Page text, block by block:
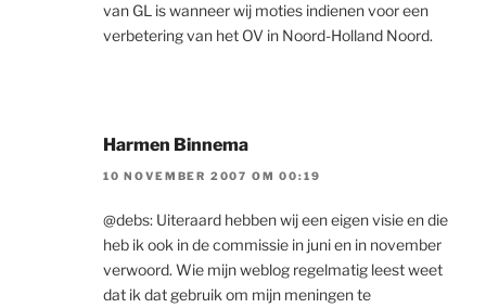
van GL is wanneer wij moties indienen voor een
verbetering van het OV in Noord-Holland Noord.
Harmen Binnema
10 NOVEMBER 2007 OM 00:19
@debs: Uiteraard hebben wij een eigen visie en die
heb ik ook in de commissie in juni en in november
verwoord. Wie mijn weblog regelmatig leest weet
dat ik dat gebruik om mijn meningen te